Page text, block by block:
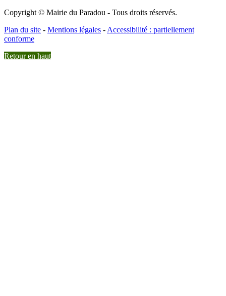
Copyright © Mairie du Paradou - Tous droits réservés.
Plan du site - Mentions légales - Accessibilité : partiellement
conforme
Retour en haut